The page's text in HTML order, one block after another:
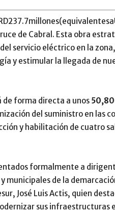
237.7mi ones(equiva entesa
de Cabral. Esta obra
servicio eléctrico en la
y estimular la llegada de
forma directa a unos
del suministro en las
y habilitación de cuatro
formalmente a
municipales de la
José Luis Actis, quien
sus infraestructuras